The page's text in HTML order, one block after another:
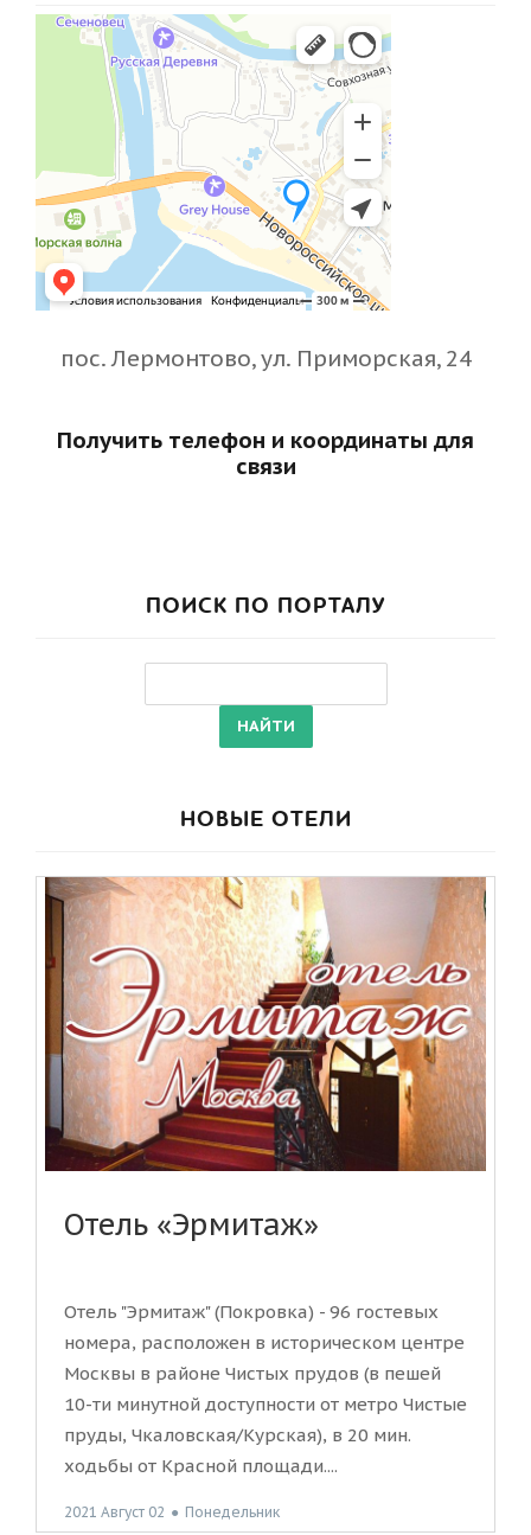
пос. Лермонтово, ул. Приморская, 24
Получить телефон и координаты для
связи
ПОИСК ПО ПОРТАЛУ
НОВЫЕ ОТЕЛИ
Отель «Эрмитаж»
Отель "Эрмитаж" (Покровка) - 96 гостевых
номера, расположен в историческом центре
Москвы в районе Чистых прудов (в пешей
10-ти минутной доступности от метро Чистые
пруды, Чкаловская/Курская), в 20 мин.
ходьбы от Красной площади....
2021 Август 02 ● Понедельник